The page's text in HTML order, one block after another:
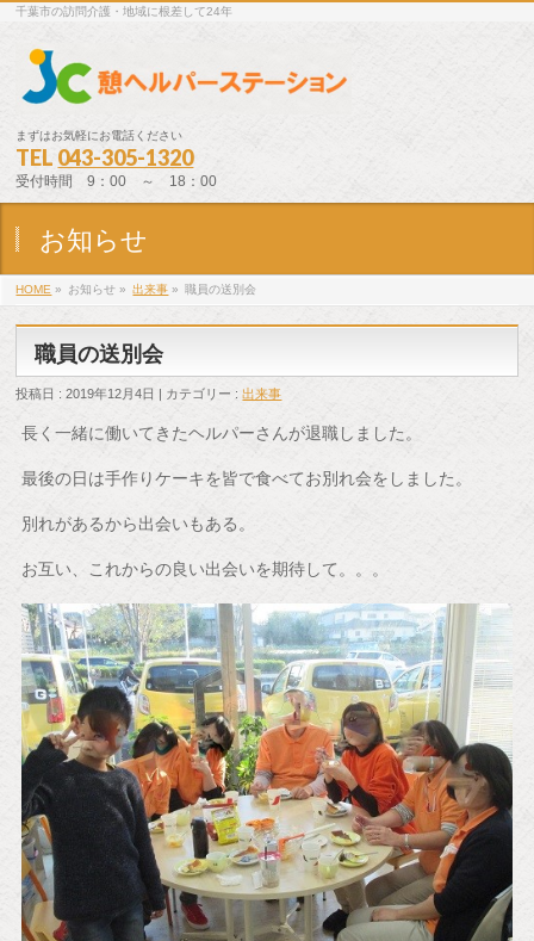
千葉市の訪問介護・地域に根差して24年
まずはお気軽にお電話ください
TEL 043-305-1320
受付時間 9：00 ～ 18：00
お知らせ
HOME » お知らせ » 出来事 » 職員の送別会
職員の送別会
投稿日 : 2019年12月4日 | カテゴリー :出来事
長く一緒に働いてきたヘルパーさんが退職しました。
最後の日は手作りケーキを皆で食べてお別れ会をしました。
別れがあるから出会いもある。
お互い、これからの良い出会いを期待して。。。